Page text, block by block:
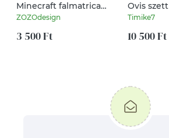
Minecraft falmatrica
egyedi névvel - gamer
névre szóló fali
dekoráció
ZOZOdesign
3 500 Ft
Ovis szett
Timike7
10 500 Ft